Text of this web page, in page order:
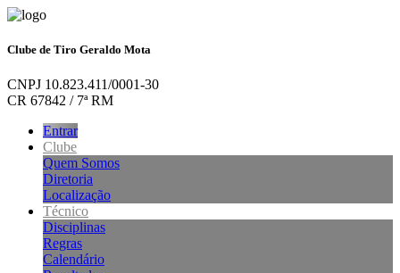
Clube de Tiro Geraldo Mota
CNPJ 10.823.411/0001-30
CR 67842 / 7ª RM
Entrar
Clube
Quem Somos
Diretoria
Localização
Técnico
Disciplinas
Regras
Calendário